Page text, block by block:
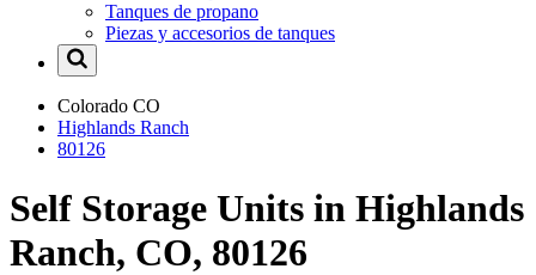
Tanques de propano
Piezas y accesorios de tanques
Colorado CO
Highlands Ranch
80126
Self Storage Units in Highlands
Ranch, CO, 80126